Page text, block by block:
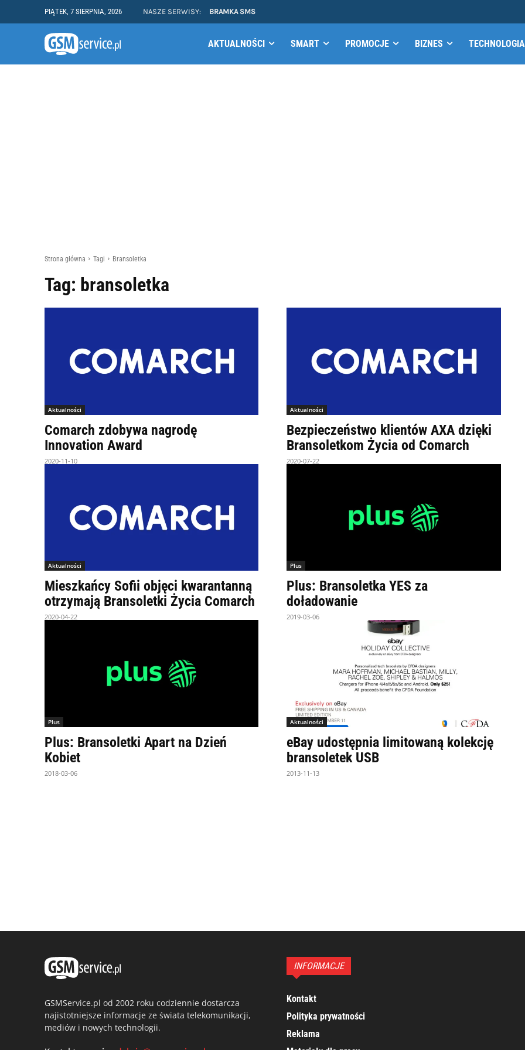
PIĄTEK, 7 SIERPNIA, 2026 NASZE SERWISY: BRAMKA SMS
AKTUALNOŚCI SMART PROMOCJE BIZNES
Strona główna Tagi Bransoletka
Tag: bransoletka
Aktualności
Comarch zdobywa nagrodę
Innovation Award
2020-11-10
Aktualności
Bezpieczeństwo klientów AXA dzięki
Bransoletkom Życia od Comarch
2020-07-22
Aktualności
Mieszkańcy Sofii objęci kwarantanną
otrzymają Bransoletki Życia Comarch
2020-04-22
Plus
Plus: Bransoletka YES za
doładowanie
2019-03-06
Plus
Plus: Bransoletki Apart na Dzień
Kobiet
2018-03-06
Aktualności
eBay udostępnia limitowaną kolekcję
bransoletek USB
2013-11-13
GSMService.pl od 2002 roku codziennie dostarcza
najistotniejsze informacje ze świata telekomunikacji,
mediów i nowych technologii.
INFORMACJE
Kontakt
Polityka prywatności
Reklama